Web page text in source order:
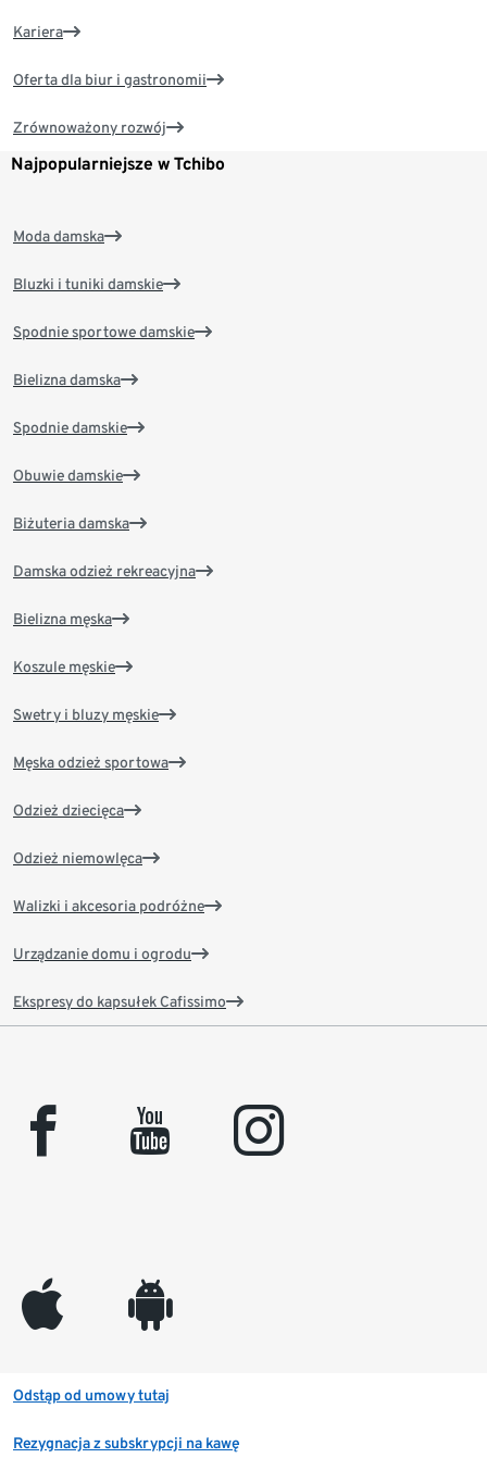
Kariera
Oferta dla biur i gastronomii
Zrównoważony rozwój
Najpopularniejsze w Tchibo
Moda damska
Bluzki i tuniki damskie
Spodnie sportowe damskie
Bielizna damska
Spodnie damskie
Obuwie damskie
Biżuteria damska
Damska odzież rekreacyjna
Bielizna męska
Koszule męskie
Swetry i bluzy męskie
Męska odzież sportowa
Odzież dziecięca
Odzież niemowlęca
Walizki i akcesoria podróżne
Urządzanie domu i ogrodu
Ekspresy do kapsułek Cafissimo
facebook youtube instagram
appleinc android
Odstąp od umowy tutaj
Rezygnacja z subskrypcji na kawę